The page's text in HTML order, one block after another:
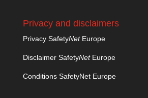
Privacy and disclaimers
Privacy SafetyNetEurope
Disclaimer SafetyNetEurope
Conditions SafetyNet Europe